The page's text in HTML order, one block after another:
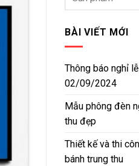
BÀI VIẾT MỚI
Thông báo nghỉ
02/09/2024
Mẫu phông đèn
thu đẹp
Thiết kế và thi
bánh trung thu